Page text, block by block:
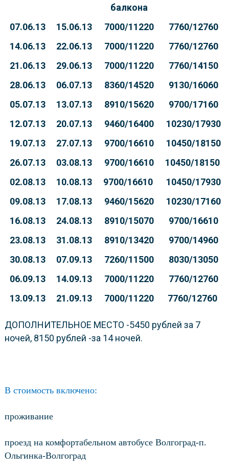
балкона
07.06.13 15.06.13 7000/11220
7760/12760
14.06.13
22.06.13 7000/11220
7760/12760
21.06.13
29.06.13 7000/11220
7760/14150
28.06.13
06.07.13 8360/14520
9130/16060
05.07.13
13.07.13 8910/15620
9700/17160
12.07.13
20.07.13 9460/16400
10230/17930
19.07.13
27.07.13 9700/16610
10450/18150
26.07.13
03.08.13 9700/16610
10450/18150
02.08.13
10.08.13 9700/16610
10450/17930
09.08.13
17.08.13 9460/15620
10230/17160
16.08.13
24.08.13 8910/15070
9700/16610
23.08.13
31.08.13 8910/13420
9700/14960
30.08.13
07.09.13 7260/11500
8030/13050
06.09.13
14.09.13 7000/11220
7760/12760
13.09.13
21.09.13 7000/11220 7760/12760
ДОПОЛНИТЕЛЬНОЕ МЕСТО -5450 рублей за 7
ночей, 8150 рублей -за 14 ночей.
В стоимость включено:
проживание
проезд на комфортабельном автобусе Волгоград-п.
Ольгинка-Волгоград